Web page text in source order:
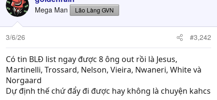
Mega Man Lão Làng GVN
3/6/26 #3,242
Có tin BLĐ list ngay được 8 ông out rồi là Jesus,
Martinelli, Trossard, Nelson, Vieira, Nwaneri, White và
Norgaard
Dự định thế chứ đẩy đi được hay không là chuyện kahcs